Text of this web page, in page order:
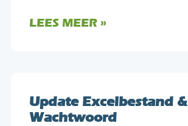
LEES MEER »
Update Excelbestand &
Wachtwoord